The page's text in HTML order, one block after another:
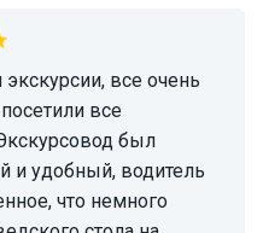
все
был
и удобный, водитель
что немного